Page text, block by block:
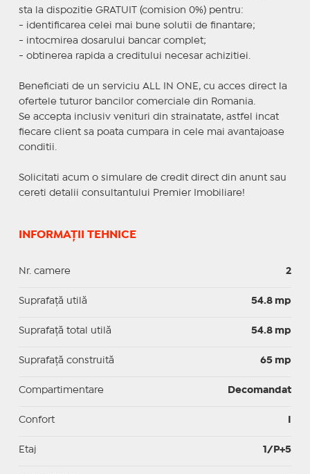
sta la dispozitie GRATUIT (comision 0%) pentru:
- identificarea celei mai bune solutii de finantare;
- intocmirea dosarului bancar complet;
- obtinerea rapida a creditului necesar achizitiei.
Beneficiati de un serviciu ALL IN ONE, cu acces direct la
ofertele tuturor bancilor comerciale din Romania.
Se accepta inclusiv venituri din strainatate, astfel incat
fiecare client sa poata cumpara in cele mai avantajoase
conditii.
Solicitati acum o simulare de credit direct din anunt sau
cereti detalii consultantului Premier Imobiliare!
INFORMAȚII TEHNICE
Nr. camere 2
Suprafaţă utilă 54.8 mp
Suprafaţă total utilă 54.8 mp
Suprafaţă construită 65 mp
Compartimentare Decomandat
Confort
Etaj 1/P+5